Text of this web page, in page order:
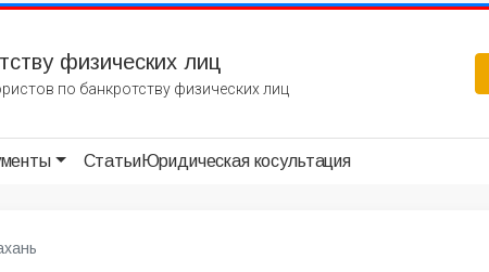
физических лиц
по банкротству физических лиц
СтатьиЮридическая косультация